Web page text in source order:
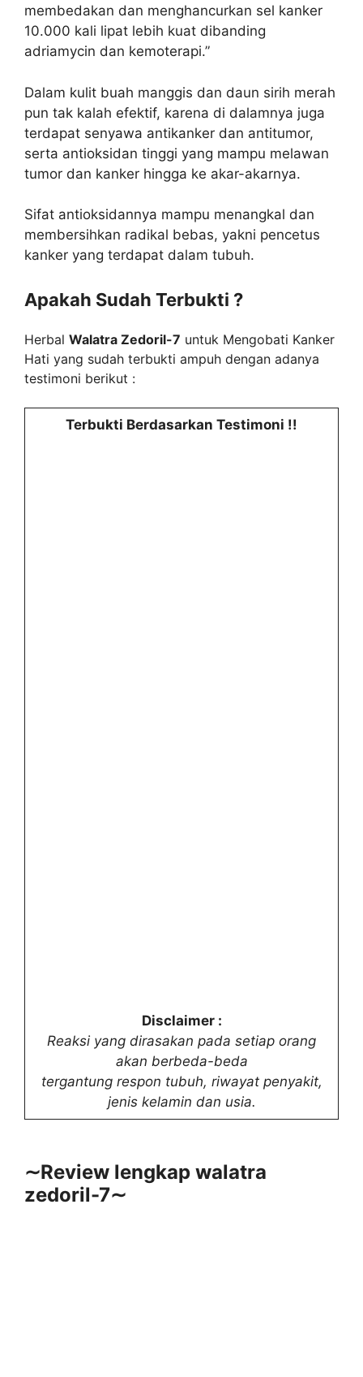
membedakan dan menghancurkan sel kanker
10.000 kali lipat lebih kuat dibanding
adriamycin dan kemoterapi.”
Dalam kulit buah manggis dan daun sirih merah
pun tak kalah efektif, karena di dalamnya juga
terdapat senyawa antikanker dan antitumor,
serta antioksidan tinggi yang mampu melawan
tumor dan kanker hingga ke akar-akarnya.
Sifat antioksidannya mampu menangkal dan
membersihkan radikal bebas, yakni pencetus
kanker yang terdapat dalam tubuh.
Apakah Sudah Terbukti ?
Herbal Walatra Zedoril-7 untuk Mengobati Kanker
Hati yang sudah terbukti ampuh dengan adanya
testimoni berikut :
Terbukti Berdasarkan Testimoni !!
Disclaimer :
Reaksi yang dirasakan pada setiap orang
akan berbeda-beda
tergantung respon tubuh, riwayat penyakit,
jenis kelamin dan usia.
∼Review lengkap walatra
zedoril-7∼